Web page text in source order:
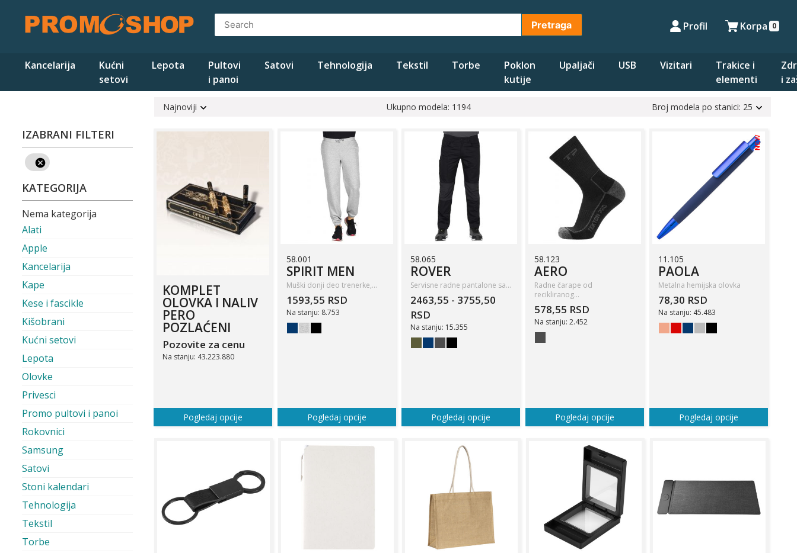
content
Pretraga Profil Korpa 0
Kancelarija
Kućni
setovi
Lepota
Pultovi
i panoi
Satovi Tehnologija Tekstil Torbe
Poklon
kutije
Upaljači USB Vizitari
Trakice i
elementi
i
Najnoviji Ukupno modela: 1194 Broj modela po stanici: 25
KOMPLET
OLOVKA I NALIV
PERO
POZLAĆENI
Pozovite za cenu
Na stanju: 43.223.880
Pogledaj opcije
58.001
SPIRIT MEN
Muški donji deo trenerke,…
1593,55 RSD
Na stanju: 8.753
Pogledaj opcije
58.065
ROVER
Servisne radne pantalone sa…
2463,55 - 3755,50
RSD
Na stanju: 15.355
Pogledaj opcije
58.123
AERO
Radne čarape od
recikliranog…
578,55 RSD
Na stanju: 2.452
Pogledaj opcije
NEW
11.105
PAOLA
Metalna hemijska olovka
78,30 RSD
Na stanju: 45.483
Pogledaj opcije
IZABRANI FILTERI
KATEGORIJA
Nema kategorija
Alati
Apple
Kancelarija
Kape
Kese i fascikle
Kišobrani
Kućni setovi
Lepota
Olovke
Privesci
Promo pultovi i panoi
Rokovnici
Samsung
Satovi
Stoni kalendari
Tehnologija
Tekstil
Torbe